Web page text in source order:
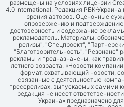
размещены на условиях лицензии
4.0 International. Редакция РБК-Украина
зрения авторов. Оценочные
опровержению и подтверждению
достоверность и содержание
рекламодатель. Материалы,
релизы", "Спецпроект",
"Благотворительность", "Резонанс"
рекламы и предназначены, как
летнего возраста. «Новости
формат, охватывающий новости,
связанные с деятельностью
прессрелизах, выпускаемых самими
редакция не несет
Украина» предназначено